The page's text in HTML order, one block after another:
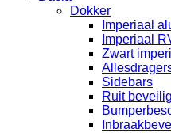
Dokker
Imperiaal
Imperiaal
Zwart
Sidebars
Ruit